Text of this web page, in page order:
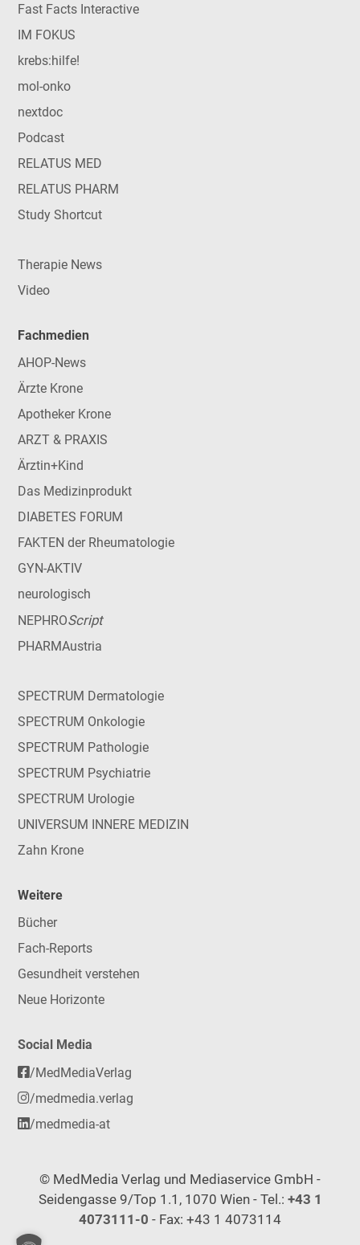
Fast Facts Interactive
IM FOKUS
krebs:hilfe!
mol-onko
nextdoc
Podcast
RELATUS MED
RELATUS PHARM
Study Shortcut
Therapie News
Video
Fachmedien
AHOP-News
Ärzte Krone
Apotheker Krone
ARZT & PRAXIS
Ärztin+Kind
Das Medizinprodukt
DIABETES FORUM
FAKTEN der Rheumatologie
GYN-AKTIV
neurologisch
NEPHROScript
PHARMAustria
SPECTRUM Dermatologie
SPECTRUM Onkologie
SPECTRUM Pathologie
SPECTRUM Psychiatrie
SPECTRUM Urologie
UNIVERSUM INNERE MEDIZIN
Zahn Krone
Weitere
Bücher
Fach-Reports
Gesundheit verstehen
Neue Horizonte
Social Media
/MedMediaVerlag
/medmedia.verlag
/medmedia-at
© MedMedia Verlag und Mediaservice GmbH -
Seidengasse 9/Top 1.1, 1070 Wien - Tel.: +43 1
4073111-0 - Fax: +43 1 4073114